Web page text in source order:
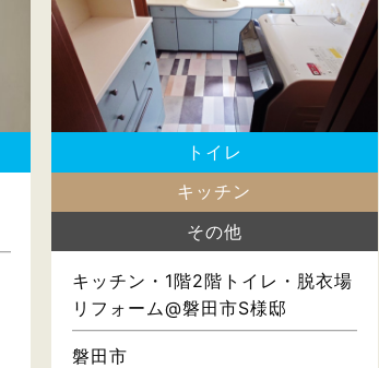
トイレ
キッチン
その他
キッチン・1階2階トイレ・脱衣場
リフォーム@磐田市S様邸
磐田市